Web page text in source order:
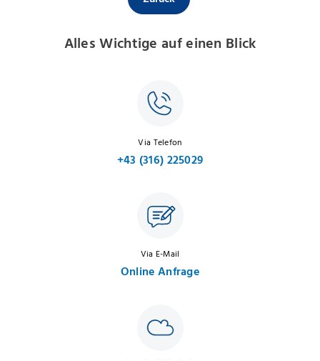
Alles Wichtige auf einen Blick
Via Telefon
+43 (316) 225029
Via E-Mail
Online Anfrage